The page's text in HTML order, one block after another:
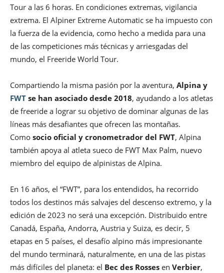
Tour a las 6 horas. En condiciones extremas, vigilancia
extrema. El Alpiner Extreme Automatic se ha impuesto con
la fuerza de la evidencia, como hecho a medida para una
de las competiciones más técnicas y arriesgadas del
mundo, el Freeride World Tour.
Compartiendo la misma pasión por la aventura, Alpina y
FWT se han asociado desde 2018, ayudando a los atletas
de freeride a lograr su objetivo de dominar algunas de las
líneas más desafiantes que ofrecen las montañas.
Como socio oficial y cronometrador del FWT, Alpina
también apoya al atleta sueco de FWT Max Palm, nuevo
miembro del equipo de alpinistas de Alpina.
En 16 años, el “FWT”, para los entendidos, ha recorrido
todos los destinos más salvajes del descenso extremo, y la
edición de 2023 no será una excepción. Distribuido entre
Canadá, España, Andorra, Austria y Suiza, es decir, 5
etapas en 5 países, el desafío alpino más impresionante
del mundo terminará, naturalmente, en una de las pistas
más difíciles del planeta: el Bec des Rosses en Verbier,